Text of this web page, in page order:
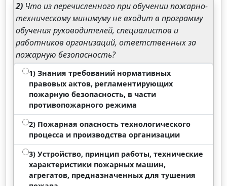
2) Что из перечисленного при обучении пожарно-
техническому минимуму не входит в программу
обучения руководителей, специалистов и
работников организаций, ответственных за
пожарную безопасность?
1) Знания требований нормативных
правовых актов, регламентирующих
пожарную безопасность, в части
противопожарного режима
2) Пожарная опасность технологического
процесса и производства организации
3) Устройство, принцип работы, технические
характеристики пожарных машин,
агрегатов, предназначенных для тушения